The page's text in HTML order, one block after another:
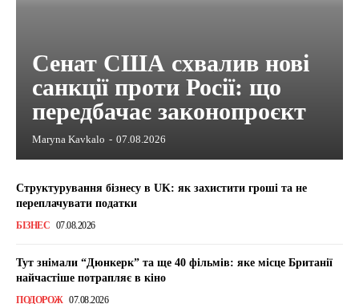
Сенат США схвалив нові
санкції проти Росії: що
передбачає законопроєкт
Maryna Kavkalo - 07.08.2026
Структурування бізнесу в UK: як захистити гроші та не
переплачувати податки
БІЗНЕС 07.08.2026
Тут знімали “Дюнкерк” та ще 40 фільмів: яке місце Британії
найчастіше потрапляє в кіно
ПОДОРОЖ 07.08.2026